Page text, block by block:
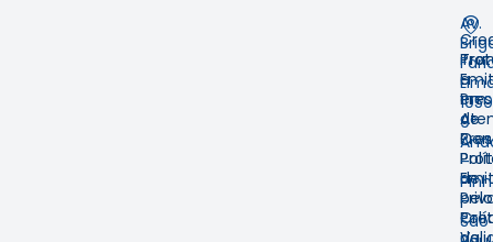
em
pelo
e
de
de
de
Av.
9º
–
–
São